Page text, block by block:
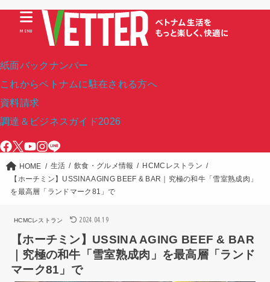
紙面バックナンバー
これからベトナムに駐在される方へ
資料請求
調達＆ビジネスガイド2026
MENU
HOME 生活 飲食・グルメ情報
HCMCレストラン
【ホーチミン】USSINA AGING BEEF & BAR｜究極の和牛「雪室熟成肉」
を最高層「ランドマーク81」で
HCMCレストラン 2024.04.19
【ホーチミン】USSINA AGING BEEF & BAR
｜究極の和牛「雪室熟成肉」を最高層「ランド
マーク81」で